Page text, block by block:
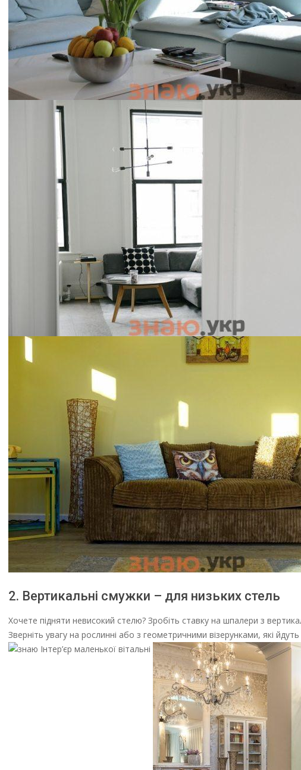
2. Вертикальні смужки – для низьких стель
Хочете підняти невисокий стелю? Зробіть ставку на шпалери з
Зверніть увагу на рослинні або з геометричними візерунками, які